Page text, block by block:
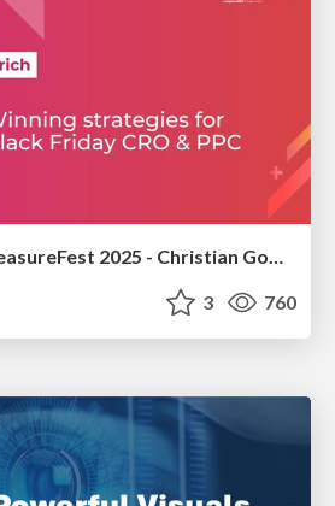
brightonSEO & MeasureFest 2025 - Christian Goodrich - Winning strategies for Black Friday CRO & PPC
3 760